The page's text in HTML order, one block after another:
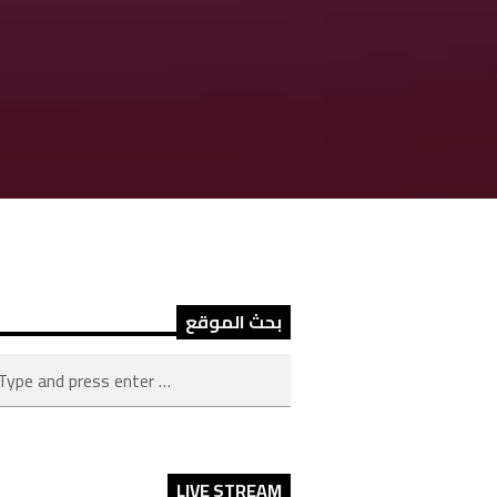
بحث الموقع